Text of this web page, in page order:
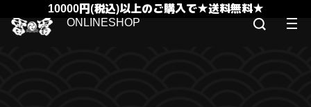
10000円(税込)以上のご購入で★送料無料★
ONLINESHOP